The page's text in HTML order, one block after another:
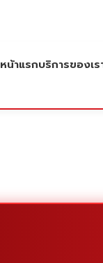
หน้าแรกบริการของเร